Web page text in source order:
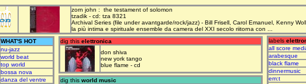
zorn john : the testament of solomon
tzadik - cd: tza 8321
Archival Series (file under avantgarde/rock/jazz) - Bill Frisell, Carol Emanuel, Kenny
la più intima e spirituale ensemble da camera del XXI secolo riitorna con ...
WHAT'S HOT
nu-jazz
world beat
top world
bossa nova
danza del ventre
dig this elettronica
don shiva
new york tango
blue flame - cd
dig this world music
labels
all score
arabesque
black flame
dinnermusic
em:t